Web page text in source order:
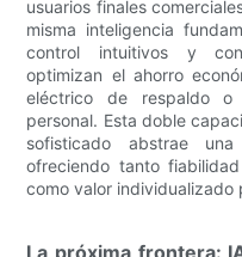
usuarios finales
misma inteligencia
control intuitivos y
optimizan el ahorro
eléctrico de respaldo o
personal. Esta doble
sofisticado abstrae
ofreciendo tanto
como valor individualizado